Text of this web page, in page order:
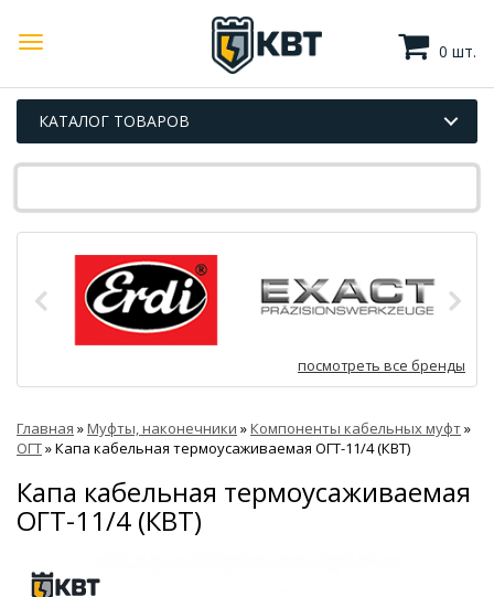
0 шт.
КАТАЛОГ ТОВАРОВ
посмотреть все бренды
Главная »Муфты, наконечники »Компоненты кабельных муфт»
ОГТ»Капа кабельная термоусаживаемая ОГТ-11/4 (КВТ)
Капа кабельная термоусаживаемая
ОГТ-11/4 (КВТ)